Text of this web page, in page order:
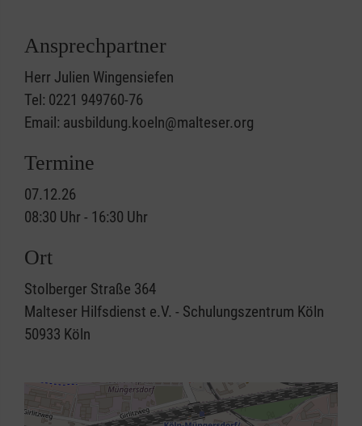
Ansprechpartner
Herr Julien Wingensiefen
Tel: 0221 949760-76
Email: ausbildung.koeln@malteser.org
Termine
07.12.26
08:30 Uhr - 16:30 Uhr
Ort
Stolberger Straße 364
Malteser Hilfsdienst e.V. - Schulungszentrum Köln
50933 Köln